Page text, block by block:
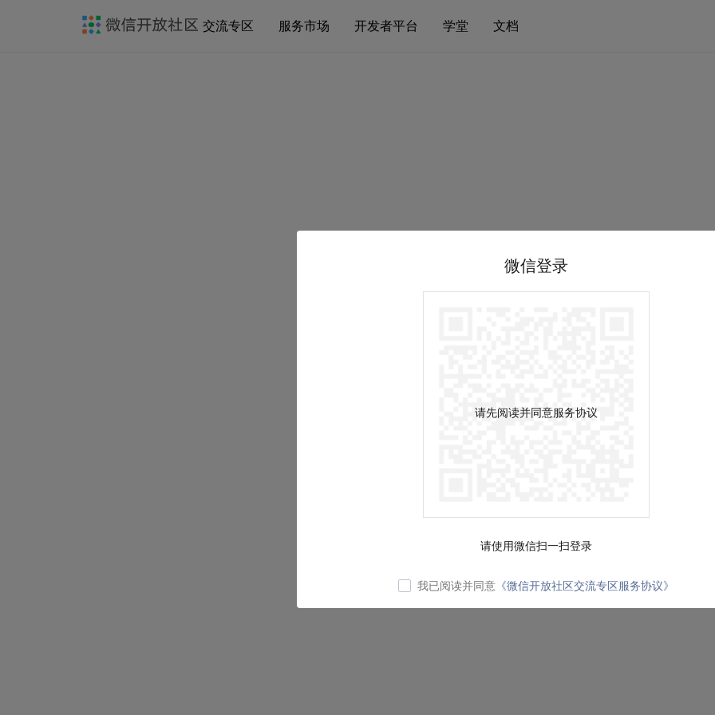
交流专区 服务市场 开发者平台 学堂 文档
微信登录
请先阅读并同意服务协议
请使用微信扫一扫登录
我已阅读并同意 《微信开放社区交流专区服务协议》